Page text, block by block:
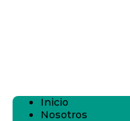
Inicio
Nosotros